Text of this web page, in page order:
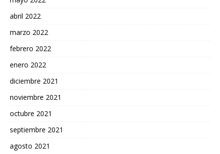
abril 2022
marzo 2022
febrero 2022
enero 2022
diciembre 2021
noviembre 2021
octubre 2021
septiembre 2021
agosto 2021